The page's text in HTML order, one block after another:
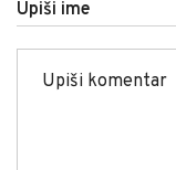
Upiši ime